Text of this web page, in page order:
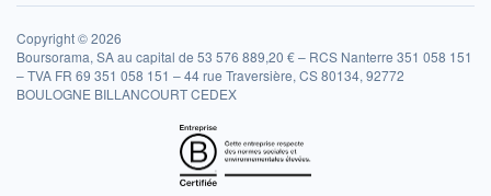
Copyright © 2026
Boursorama, SA au capital de 53 576 889,20 € – RCS Nanterre 351 058 151
– TVA FR 69 351 058 151 – 44 rue Traversière, CS 80134, 92772
BOULOGNE BILLANCOURT CEDEX